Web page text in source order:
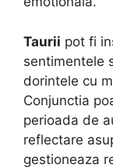
Taurii pot fi
sentimentele
dorintele cu
Conjunctia
perioada de
reflectare
gestioneaza